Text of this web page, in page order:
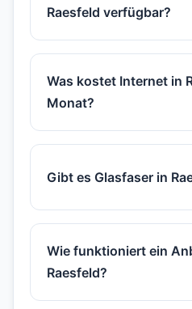
Raesfeld verfügbar?
Was kostet Internet in
Monat?
Gibt es Glasfaser in
Wie funktioniert ein
Raesfeld?